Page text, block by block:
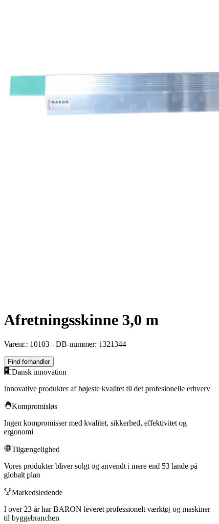
Afretningsskinne 3,0 m
Varenr.: 10103 - DB-nummer: 1321344
Find forhandler
Dansk innovation
Innovative produkter af højeste kvalitet til det profesionelle erhverv
Kompromisløs
Ingen kompromisser med kvalitet, sikkerhed, effektivitet og
ergonomi
Tilgængelighed
Vores produkter bliver solgt og anvendt i mere end 53 lande på
globalt plan
Markedsledende
I over 23 år har BARON leveret professionelt værktøj og maskiner
til byggebranchen